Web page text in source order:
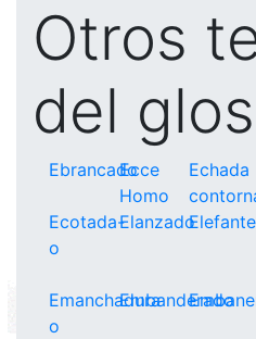
Otros
del
EbrancadoEcce
Homo
Echada
Ecotada-
o
ElanzadoElefante
Emanchadura
o
Embanderado